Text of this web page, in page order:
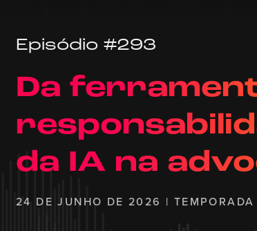
Episódio #293
Da
da IA na
24 DE JUNHO DE 2026 |